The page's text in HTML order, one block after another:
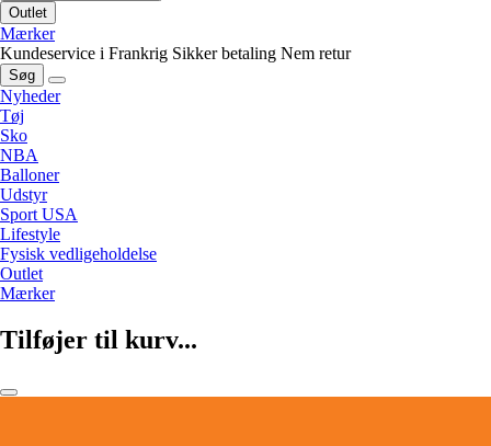
Outlet
Mærker
Kundeservice i Frankrig Sikker betaling Nem retur
Søg
Nyheder
Tøj
Sko
NBA
Balloner
Udstyr
Sport USA
Lifestyle
Fysisk vedligeholdelse
Outlet
Mærker
Tilføjer til kurv...